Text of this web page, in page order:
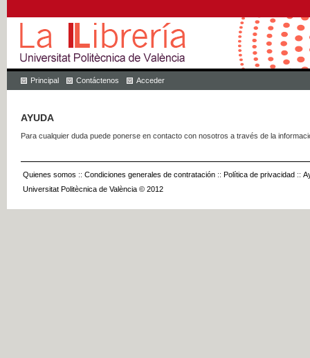
Principal Contáctenos Acceder
AYUDA
Para cualquier duda puede ponerse en contacto con nosotros a través de la
Quienes somos :: Condiciones generales de contratación :: Política de privacidad ::
Universitat Politècnica de València © 2012